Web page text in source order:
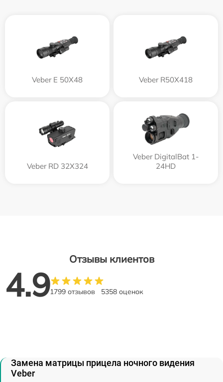
Veber E 50X48 Veber R50X418
Veber RD 32X324
Veber DigitalBat 1-
24HD
Отзывы клиентов
4.91799 отзывов 5358 оценок
Замена матрицы прицела ночного видения
Veber